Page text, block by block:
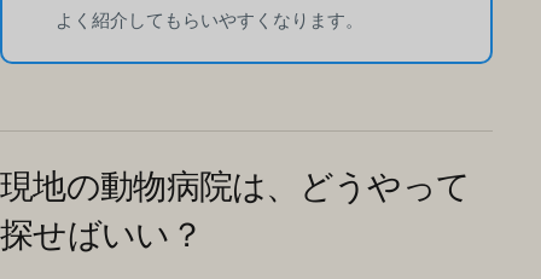
よく紹介してもらいやすくなります。
現地の動物病院は、どうやって
探せばいい？